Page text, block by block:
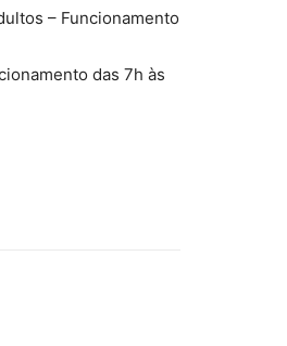
– Funcionamento
das 7h às